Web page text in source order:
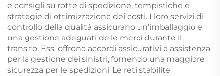
e consigli su rotte di spedizione, tempistiche e
strategie di ottimizzazione dei costi. I loro servizi di
controllo della qualità assicurano un'imballaggio e
una gestione adeguati delle merci durante il
transito. Essi offrono accordi assicurativi e assistenza
per la gestione dei sinistri, fornendo una maggiore
sicurezza per le spedizioni. Le reti stabilite